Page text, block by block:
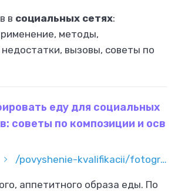
в социальных сетях:
методы,
вызовы, советы по
еду для социальных
советы по композиции и осв
/povyshenie-kvalifikacii/fotografiya/kak-fotografirovat-edu-dlya-socialnyh-setey-i-blogov-sovety-po-k
аппетитного образа еды. По